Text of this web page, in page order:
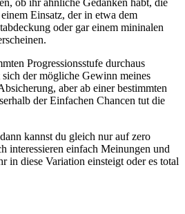
ob ihr ähnliche Gedanken habt, die
Einsatz, der in etwa dem
oder gar einem mininalen
Progressionsstufe durchaus
der mögliche Gewinn meines
aber ab einer bestimmten
der Einfachen Chancen tut die
kannst du gleich nur auf zero
interessieren einfach Meinungen und
in diese Variation einsteigt oder es total